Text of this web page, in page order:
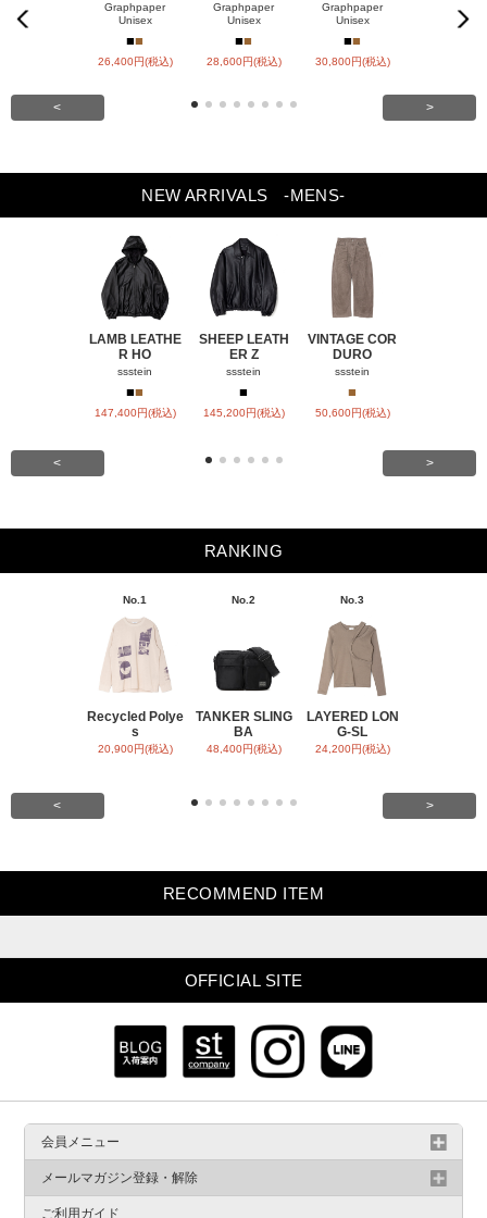
Previou
s
Next
Graphpaper
Unisex
■■
26,400円(税込)
Graphpaper
Unisex
■■
28,600円(税込)
Graphpaper
Unisex
■■
30,800円(税込)
ssstein
< >
NEW ARRIVALS -MENS-
LAMB LEATHE
R HO
ssstein
■■
147,400円(税込)
SHEEP LEATH
ER Z
ssstein
■
145,200円(税込)
VINTAGE COR
DURO
ssstein
■
50,600円(税込)
< >
RANKING
No.1
Recycled Polye
s
20,900円(税込)
No.2
TANKER SLING
BA
48,400円(税込)
No.3
LAYERED LON
G-SL
24,200円(税込)
< >
RECOMMEND ITEM
OFFICIAL SITE
会員メニュー
メールマガジン登録・解除
ご利用ガイド